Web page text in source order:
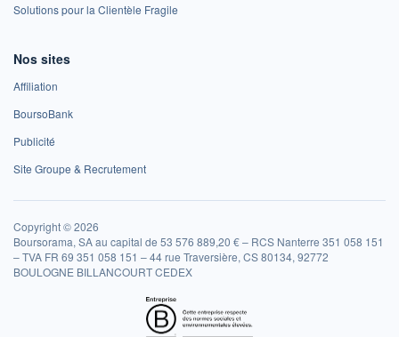
Solutions pour la Clientèle Fragile
Nos sites
Affiliation
BoursoBank
Publicité
Site Groupe & Recrutement
Copyright © 2026
Boursorama, SA au capital de 53 576 889,20 € – RCS Nanterre 351 058 151
– TVA FR 69 351 058 151 – 44 rue Traversière, CS 80134, 92772
BOULOGNE BILLANCOURT CEDEX